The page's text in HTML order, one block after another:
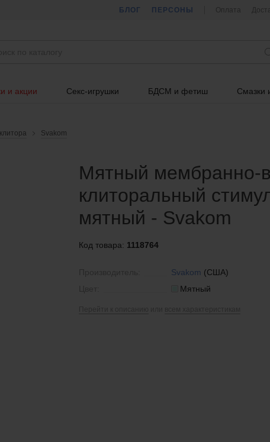
БЛОГ ПЕРСОНЫ Оплата
и акции Секс-игрушки БДСМ и фетиш Смазки
Svakom
Мятный мембранно-
клиторальный
мятный - Svakom
Код товара: 1118764
Svakom (США)
Мятный